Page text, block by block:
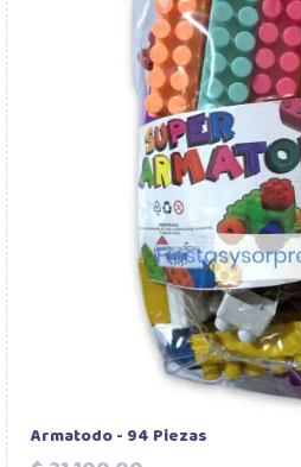
Armatodo - 94 Piezas